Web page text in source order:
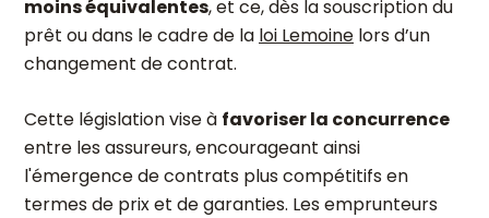
moins équivalentes, et ce, dès la souscription du
prêt ou dans le cadre de la loi Lemoine lors d’un
changement de contrat.
Cette législation vise à favoriser la concurrence
entre les assureurs, encourageant ainsi
l'émergence de contrats plus compétitifs en
termes de prix et de garanties. Les emprunteurs